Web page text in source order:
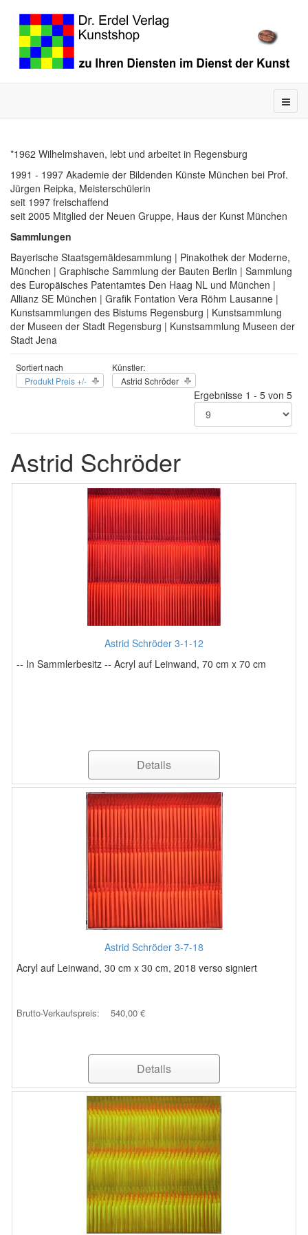
*1962 Wilhelmshaven, lebt und arbeitet in Regensburg
1991 - 1997 Akademie der Bildenden Künste München bei Prof.
Jürgen Reipka, Meisterschülerin
seit 1997 freischaffend
seit 2005 Mitglied der Neuen Gruppe, Haus der Kunst München
Sammlungen
Bayerische Staatsgemäldesammlung | Pinakothek der Moderne,
München | Graphische Sammlung der Bauten Berlin | Sammlung
des Europäisches Patentamtes Den Haag NL und München |
Allianz SE München | Grafik Fontation Vera Röhm Lausanne |
Kunstsammlungen des Bistums Regensburg | Kunstsammlung
der Museen der Stadt Regensburg | Kunstsammlung Museen der
Stadt Jena
Sortiert nach
Produkt Preis +/-
Künstler:
Astrid Schröder
Ergebnisse 1 - 5 von 5
Astrid Schröder
Astrid Schröder 3-1-12
-- In Sammlerbesitz -- Acryl auf Leinwand, 70 cm x 70 cm
Details
Astrid Schröder 3-7-18
Acryl auf Leinwand, 30 cm x 30 cm, 2018 verso signiert
Brutto-Verkaufspreis: 540,00 €
Details